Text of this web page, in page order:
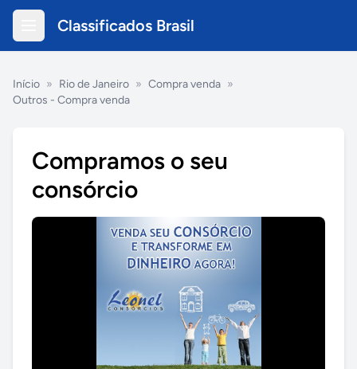
Classificados Brasil
Início » Rio de Janeiro » Compra venda »
Outros - Compra venda
Compramos o seu
consórcio